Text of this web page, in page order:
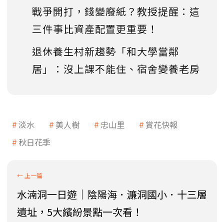
戰爭開打，錢變廢紙？教授提醒：這
三件事比資產配置更重要！
退休養生村新趨勢「和大學當鄰
居」：沒上課不能住、宿舍變養老房
淡水 美人樹 忠山里
賞花快報
秋日花季
水湳洞一日遊｜陰陽海．濂洞國小．十三層
遺址，5大繽紛景點一次看！